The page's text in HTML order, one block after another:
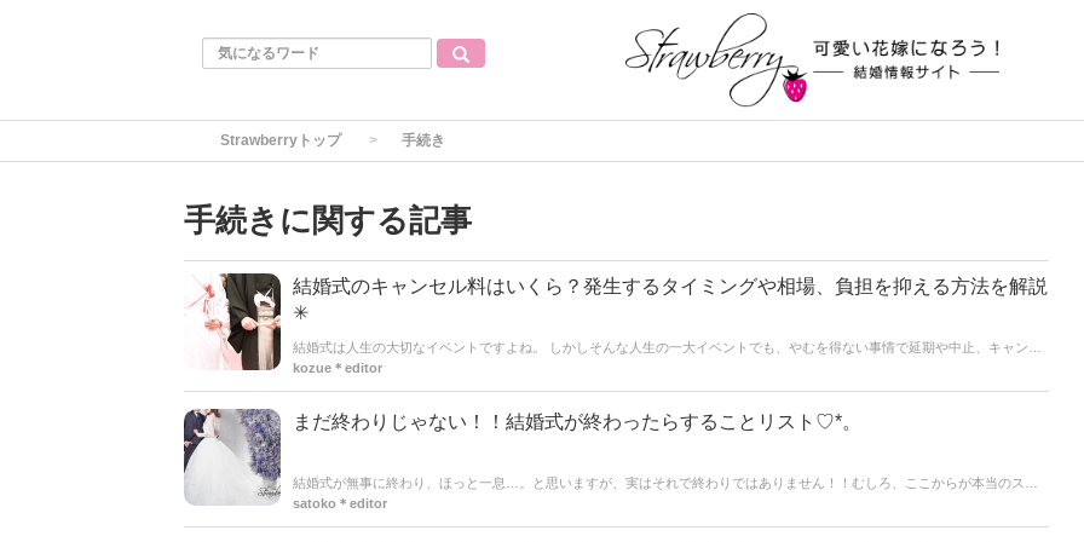
Strawberryトップ 手続き
手続きに関する記事
結婚式のキャンセル料はいくら？発生するタイミングや相場、負担を抑える方法を解説
✳︎
結婚式は人生の大切なイベントですよね。 しかしそんな人生の一大イベントでも、やむを得ない事情で延期や中止、キャンセ
ルを検討しなければならないケースもあります。そんなときに気になるのが「キャンセル料」です。 「いつからキャンセル料
kozue＊editor
まだ終わりじゃない！！結婚式が終わったらすることリスト♡*。
結婚式が無事に終わり、ほっと一息…。と思いますが、実はそれで終わりではありません！！むしろ、ここからが本当のスタ
ート。新婚生活をスムーズに始めるためには、結婚式後にもやるべきことがたくさんあります＊*そこで今回の記事では、結婚
satoko＊editor